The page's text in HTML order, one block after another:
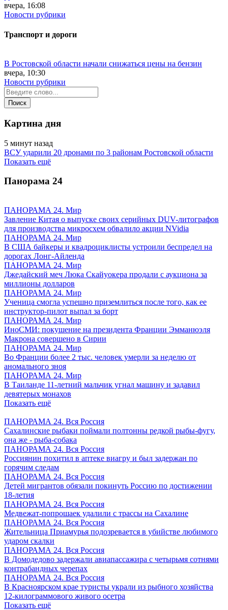
вчера, 16:08
Новости рубрики
Транспорт и дороги
В Ростовской области начали снижаться цены на бензин
вчера, 10:30
Новости рубрики
Картина дня
5 минут назад
ВСУ ударили 20 дронами по 3 районам Ростовской области
Показать ещё
Панорама 24
ПАНОРАМА 24. Мир
Завление Китая о выпуске своих серийных DUV-литографов
для производства микросхем обвалило акции NVidia
ПАНОРАМА 24. Мир
В США байкеры и квадроциклисты устроили беспредел на
дорогах Лонг-Айленда
ПАНОРАМА 24. Мир
Джедайский меч Люка Скайуокера продали с аукциона за
миллионы долларов
ПАНОРАМА 24. Мир
Ученица смогла успешно приземлиться после того, как ее
инструктор-пилот выпал за борт
ПАНОРАМА 24. Мир
ИноСМИ: покушение на президента Франции Эмманюэля
Макрона совершено в Сирии
ПАНОРАМА 24. Мир
Во Франции более 2 тыс. человек умерли за неделю от
аномального зноя
ПАНОРАМА 24. Мир
В Таиланде 11-летний мальчик угнал машину и задавил
девятерых монахов
Показать ещё
ПАНОРАМА 24. Вся Россия
Сахалинские рыбаки поймали полтонны редкой рыбы-фугу,
она же - рыба-собака
ПАНОРАМА 24. Вся Россия
Россиянин похитил в аптеке виагру и был задержан по
горячим следам
ПАНОРАМА 24. Вся Россия
Детей мигрантов обязали покинуть Россию по достижении
18-летия
ПАНОРАМА 24. Вся Россия
Медвежат-попрошаек удалили с трассы на Сахалине
ПАНОРАМА 24. Вся Россия
Жительница Приамурья подозревается в убийстве любимого
ударом скалки
ПАНОРАМА 24. Вся Россия
В Домодедово задержали авиапассажира с четырьмя сотнями
контрабандных черепах
ПАНОРАМА 24. Вся Россия
В Красноярском крае туристы украли из рыбного хозяйства
12-килограммового живого осетра
Показать ещё